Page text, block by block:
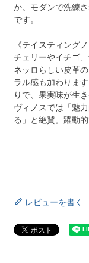
か。モダンで洗練
です。
《テイスティングノ
チェリーやイチゴ
ネッロらしい皮革
ラル感も加わりま
りで、果実味が生
ヴィノスでは「魅
る」と絶賛。躍動
レビューを書く